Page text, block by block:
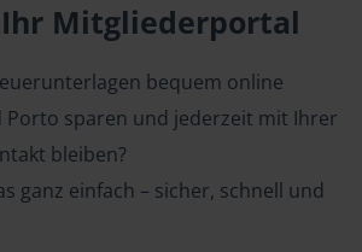
Ihr Mitgliederportal
bequem online
Porto sparen und jederzeit mit Ihrer
bleiben?
ganz einfach – sicher, schnell und